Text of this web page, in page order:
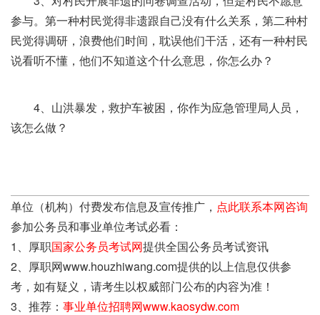
参与。第一种村民觉得非遗跟自己没有什么关系，第二种村
民觉得调研，浪费他们时间，耽误他们干活，还有一种村民
说看听不懂，他们不知道这个什么意思，你怎么办？
4、山洪暴发，救护车被困，你作为应急管理局人员，
该怎么做？
单位（机构）付费发布信息及宣传推广， 点此联系本网咨询
参加公务员和事业单位考试必看：
1、厚职国家公务员考试网提供全国公务员考试资讯
2、厚职网www.houzhiwang.com提供的以上信息仅供参
考，如有疑义，请考生以权威部门公布的内容为准！
3、推荐： 事业单位招聘网www.kaosydw.com